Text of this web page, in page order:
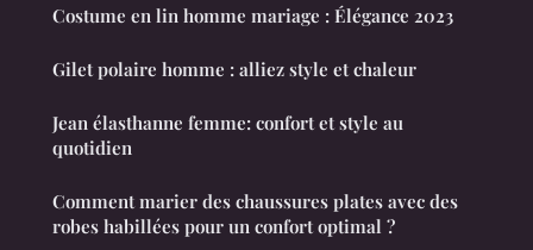
Costume en lin homme mariage : Élégance 2023
Gilet polaire homme : alliez style et chaleur
Jean élasthanne femme: confort et style au
quotidien
Comment marier des chaussures plates avec des
robes habillées pour un confort optimal ?